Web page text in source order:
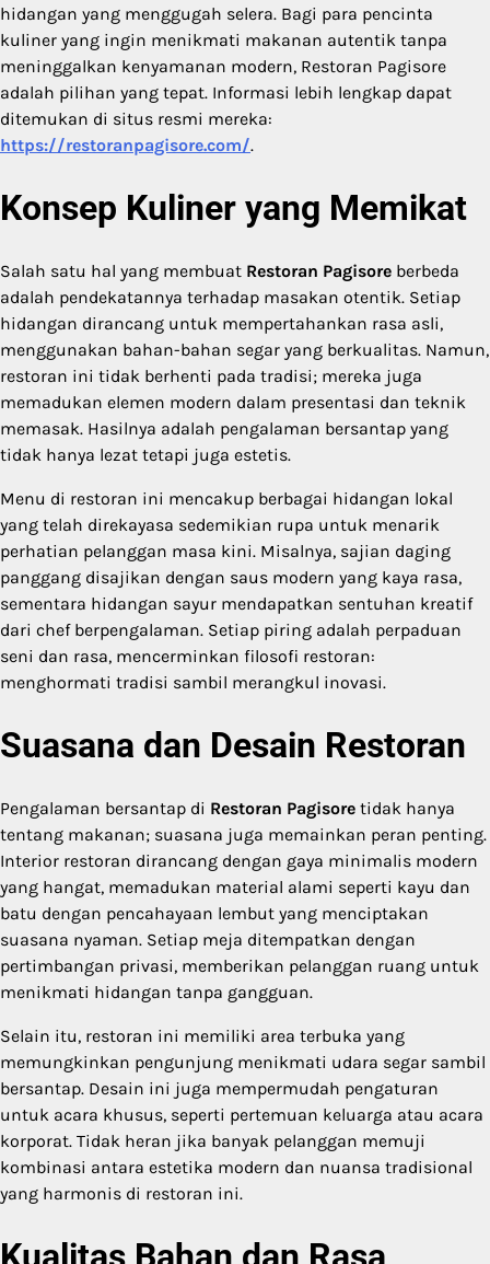
hidangan yang menggugah selera. Bagi para pencinta
kuliner yang ingin menikmati makanan autentik tanpa
meninggalkan kenyamanan modern, Restoran Pagisore
adalah pilihan yang tepat. Informasi lebih lengkap dapat
ditemukan di situs resmi mereka:
https://restoranpagisore.com/.
Konsep Kuliner yang Memikat
Salah satu hal yang membuat Restoran Pagisore berbeda
adalah pendekatannya terhadap masakan otentik. Setiap
hidangan dirancang untuk mempertahankan rasa asli,
menggunakan bahan-bahan segar yang berkualitas. Namun,
restoran ini tidak berhenti pada tradisi; mereka juga
memadukan elemen modern dalam presentasi dan teknik
memasak. Hasilnya adalah pengalaman bersantap yang
tidak hanya lezat tetapi juga estetis.
Menu di restoran ini mencakup berbagai hidangan lokal
yang telah direkayasa sedemikian rupa untuk menarik
perhatian pelanggan masa kini. Misalnya, sajian daging
panggang disajikan dengan saus modern yang kaya rasa,
sementara hidangan sayur mendapatkan sentuhan kreatif
dari chef berpengalaman. Setiap piring adalah perpaduan
seni dan rasa, mencerminkan filosofi restoran:
menghormati tradisi sambil merangkul inovasi.
Suasana dan Desain Restoran
Pengalaman bersantap di Restoran Pagisore tidak hanya
tentang makanan; suasana juga memainkan peran penting.
Interior restoran dirancang dengan gaya minimalis modern
yang hangat, memadukan material alami seperti kayu dan
batu dengan pencahayaan lembut yang menciptakan
suasana nyaman. Setiap meja ditempatkan dengan
pertimbangan privasi, memberikan pelanggan ruang untuk
menikmati hidangan tanpa gangguan.
Selain itu, restoran ini memiliki area terbuka yang
memungkinkan pengunjung menikmati udara segar sambil
bersantap. Desain ini juga mempermudah pengaturan
untuk acara khusus, seperti pertemuan keluarga atau acara
korporat. Tidak heran jika banyak pelanggan memuji
kombinasi antara estetika modern dan nuansa tradisional
yang harmonis di restoran ini.